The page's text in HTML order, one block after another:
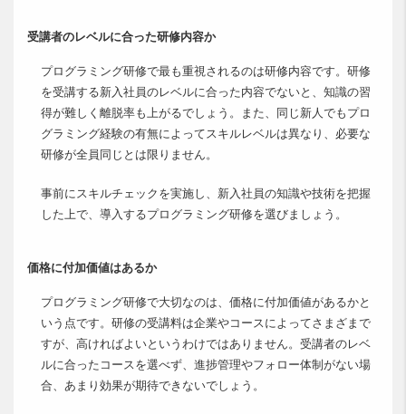
受講者のレベルに合った研修内容か
プログラミング研修で最も重視されるのは研修内容です。研修
を受講する新入社員のレベルに合った内容でないと、知識の習
得が難しく離脱率も上がるでしょう。また、同じ新人でもプロ
グラミング経験の有無によってスキルレベルは異なり、必要な
研修が全員同じとは限りません。
事前にスキルチェックを実施し、新入社員の知識や技術を把握
した上で、導入するプログラミング研修を選びましょう。
価格に付加価値はあるか
プログラミング研修で大切なのは、価格に付加価値があるかと
いう点です。研修の受講料は企業やコースによってさまざまで
すが、高ければよいというわけではありません。受講者のレベ
ルに合ったコースを選べず、進捗管理やフォロー体制がない場
合、あまり効果が期待できないでしょう。